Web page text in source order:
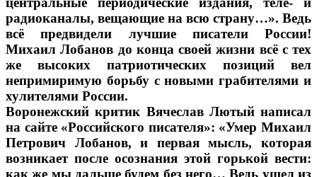
радиоканалы, вещающие на всю страну…». Ведь
всё предвидели лучшие писатели России!
Михаил Лобанов до конца своей жизни всё с тех
же высоких патриотических позиций вел
непримиримую борьбу с новыми грабителями и
хулителями России.
Воронежский критик Вячеслав Лютый написал
на сайте «Российского писателя»: «Умер Михаил
Петрович Лобанов, и первая мысль, которая
возникает после осознания этой горькой вести:
как же мы дальше будем без него… Ведь ушел из